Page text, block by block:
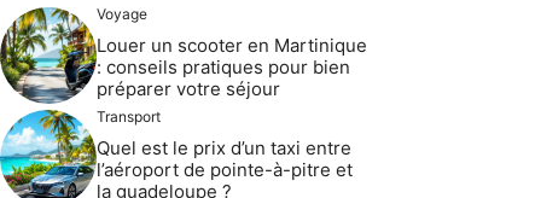
Voyage
Louer un scooter en Martinique
: conseils pratiques pour bien
préparer votre séjour
Transport
Quel est le prix d’un taxi entre
l’aéroport de pointe-à-pitre et
la guadeloupe ?